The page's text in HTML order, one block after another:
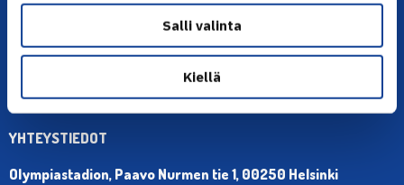
Salli valinta
Kiellä
YHTEYSTIEDOT
Olympiastadion, Paavo Nurmen tie 1, 00250 Helsinki